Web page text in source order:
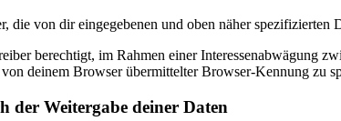
die von dir eingegebenen und oben näher
berechtigt, im Rahmen einer Interessenabwägung
deinem Browser übermittelter Browser-Kennung zu
der Weitergabe deiner Daten